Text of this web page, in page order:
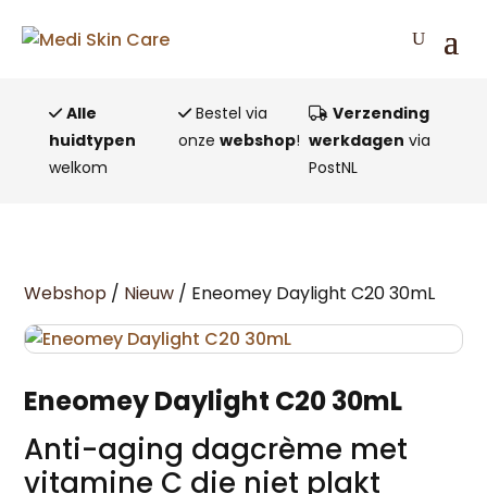
Alle
huidtypen
welkom
Bestel via
onzewebshop!
Verzending
werkdagen via
PostNL
Webshop / Nieuw / Eneomey Daylight C20 30mL
Eneomey Daylight C20 30mL
Anti-aging dagcrème met
vitamine C die niet plakt